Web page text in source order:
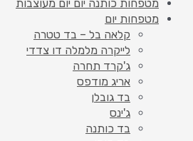
מטפחות כותנה יום יום מעוצבות
מטפחות יום
קלאה בל – בד טטרה
לייקרה מלמלה דו צדדי
ג'קרד תחרה
אריג מודפס
בד גובלן
ג'ינס
בד כותנה